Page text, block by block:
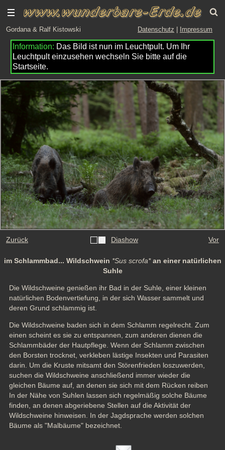
Gordana & Ralf Kistowski Datenschutz Impressum
Das Bild ist nun im Leuchtpult. Um Ihr
Leuchtpult einzusehen wechseln Sie bitte auf die
Startseite.
Zurück Diashow Vor
im Schlammbad... Wildschwein *Sus scrofa*an einer natürlichen
Suhle
Die Wildschweine genießen ihr Bad in der Suhle, einer kleinen
natürlichen Bodenvertiefung, in der sich Wasser sammelt und
deren Grund schlammig ist.
Die Wildschweine baden sich in dem Schlamm regelrecht. Zum
einen scheint es sie zu entspannen, zum anderen dienen die
Schlammbäder der Hautpflege. Wenn der Schlamm zwischen
den Borsten trocknet, verkleben lästige Insekten und Parasiten
darin. Um die Kruste mitsamt den Störenfrieden loszuwerden,
suchen die Wildschweine anschließend immer wieder die
gleichen Bäume auf, an denen sie sich mit dem Rücken reiben
In der Nähe von Suhlen lassen sich regelmäßig solche Bäume
finden, an denen abgeriebene Stellen auf die Aktivität der
Wildschweine hinweisen. In der Jagdsprache werden solchen
Bäume als "Malbäume" bezeichnet.